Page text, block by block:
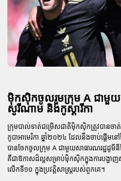
ម៉ិកស៊ិកចូលរួមក្រុម A ជាមួយ
សូរីណាម និងកូស្តារីកា
ក្រុមបាល់ទាត់ជម្រើសជាតិម៉ិកស៊ិកត្រូវបានចាត់
កូបាអាមេរិកា ឆ្នាំ២០២៤ ដែលនឹងចាប់ផ្តើមន
បានចែកចូលក្រុម A ជាមួយសាធារណរដ្ឋដូមីនី
គឺជាឱកាសដ៏ល្អសម្រាប់ម៉ិកស៊ិកក្នុងការបង្ហាញ
លើកទី១០ ក្នុងប្រវត្តិសាស្ត្ររបស់ពួកគេ។